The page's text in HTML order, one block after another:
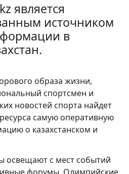
является
источником
в
образа жизни,
спортсмен и
новостей спорта найдет
самую оперативную
о казахстанском и
освещают с мест событий